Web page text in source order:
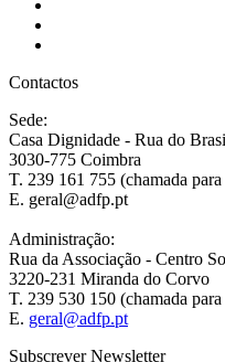
Contactos
Sede:
Casa Dignidade - Rua do
3030-775 Coimbra
T. 239 161 755 (chamada
E. geral@adfp.pt
Administração:
Rua da Associação - Centro
3220-231 Miranda do Corvo
T. 239 530 150 (chamada
E. geral@adfp.pt
Subscrever Newsletter